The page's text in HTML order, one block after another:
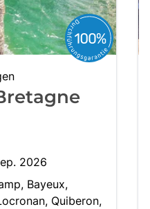
2026
Bayeux
Quiberon